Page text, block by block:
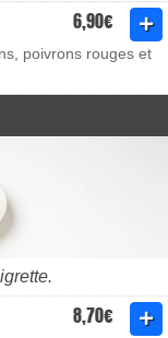
6,90€
poivrons rouges et
8,70€